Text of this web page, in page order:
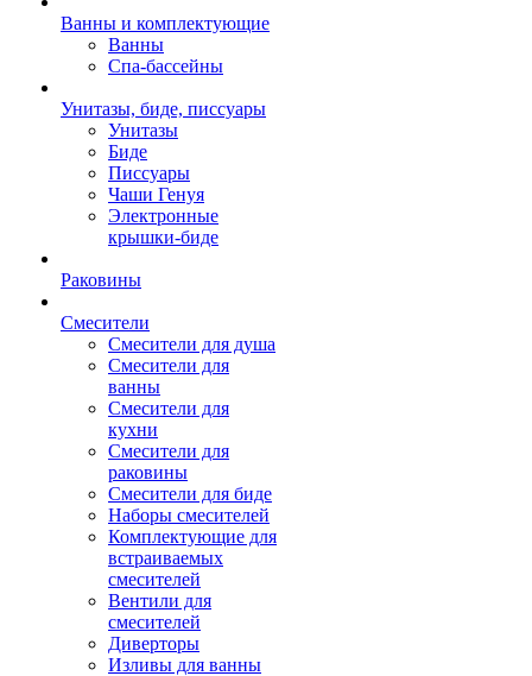
Ванны и комплектующие
Ванны
Спа-бассейны
Унитазы, биде, писсуары
Унитазы
Биде
Писсуары
Чаши Генуя
Электронные
крышки-биде
Раковины
Смесители
Смесители для душа
Смесители для
ванны
Смесители для
кухни
Смесители для
раковины
Смесители для биде
Наборы смесителей
Комплектующие для
встраиваемых
смесителей
Вентили для
смесителей
Диверторы
Изливы для ванны